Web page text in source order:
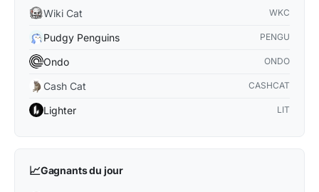
Wiki Cat WKC
Pudgy Penguins PENGU
Ondo ONDO
Cash Cat CASHCAT
Lighter LIT
📈Gagnants du jour